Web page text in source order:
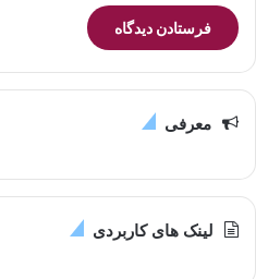
معرفی
لینک های کاربردی